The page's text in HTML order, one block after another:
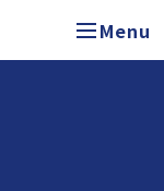
Menu